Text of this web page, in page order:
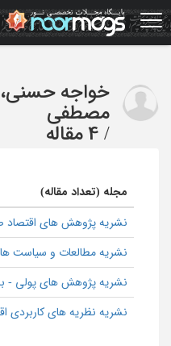
Skip
to
main
خواجه حسنی،
مصطفی
/ 4 مقاله
مجله (تعداد مقاله)
نشریه پژوهش های اقتصاد
نشریه مطالعات و سیاست
نشریه پژوهش های پولی -
نشریه نظریه های کاربردی